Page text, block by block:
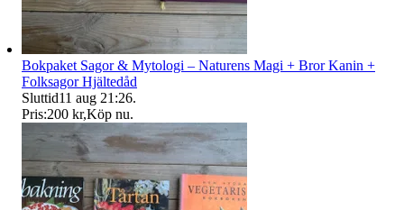
Bokpaket Sagor & Mytologi – Naturens Magi + Bror Kanin +
Folksagor Hjältedåd
Sluttid11 aug 21:26.
Pris:200 kr,Köp nu.